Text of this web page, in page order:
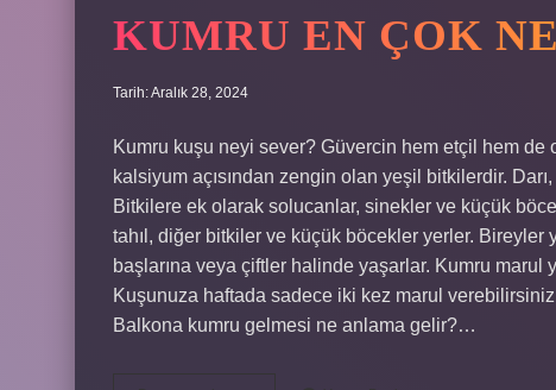
KUMRU EN ÇOK
Tarih: Aralık 28, 2024
Kumru kuşu neyi sever? Güvercin hem etçil hem
kalsiyum açısından zengin olan yeşil bitkilerdir.
Bitkilere ek olarak solucanlar, sinekler ve küçük
tahıl, diğer bitkiler ve küçük böcekler yerler.
başlarına veya çiftler halinde yaşarlar. Kumru marul
Kuşunuza haftada sadece iki kez marul
Balkona kumru gelmesi ne anlama gelir?…